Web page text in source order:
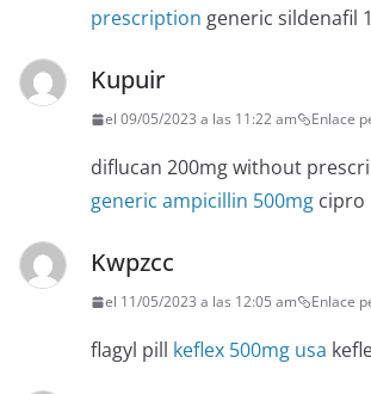
prescription generic sildenafil
Kupuir
el 09/05/2023 a las 11:22 am Enlace
diflucan 200mg without
generic ampicillin 500mg cipro
Kwpzcc
el 11/05/2023 a las 12:05 am Enlace
flagyl pill keflex 500mg usa